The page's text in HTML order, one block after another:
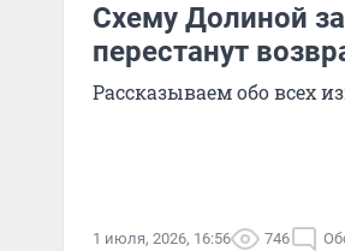
Схему Долиной
перестанут
Рассказываем обо всех
1 июля, 2026, 16:56 746